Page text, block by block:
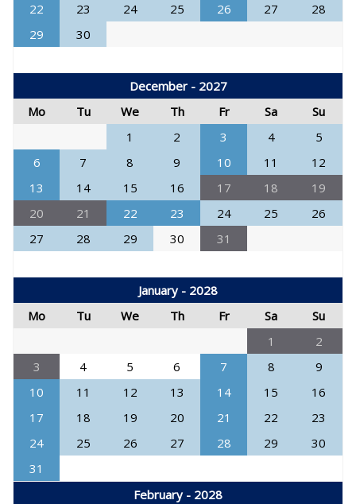
22
23 24 25 26 27
28
29
30
December - 2027
Mo
Tu We Th Fr Sa
Su
1
2 3 4
5
6
7 8 9 10 11
12
13
14 15 16 17 18
19
20
21 22 23 24 25
26
27
28 29 30 31
January - 2028
Mo
Tu We Th Fr Sa
Su
1
2
3
4 5 6 7 8
9
10
11 12 13 14 15
16
17
18 19 20 21 22
23
24
25 26 27 28 29
30
31
February - 2028